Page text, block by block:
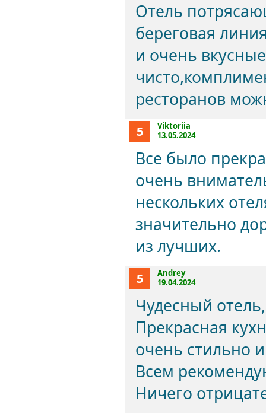
Отель
береговая
и очень
ресторанов
5
Viktoriia
13.05.2024
Все было
очень
нескольких
значительно
из лучших.
5
Andrey
19.04.2024
Чудесный
Прекрасная
очень стильно
Всем
Ничего